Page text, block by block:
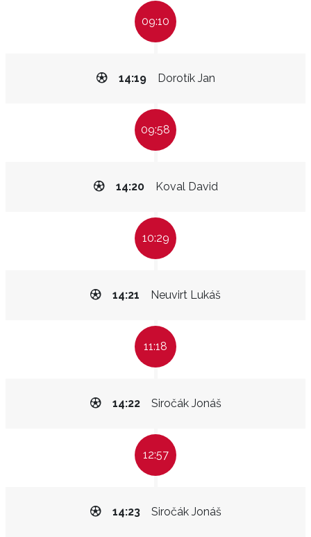
09:10
Dorotík Jan
14:19
09:58
Koval David
14:20
10:29
Neuvirt Lukáš
14:21
11:18
Siročák Jonáš
14:22
12:57
Siročák Jonáš
14:23